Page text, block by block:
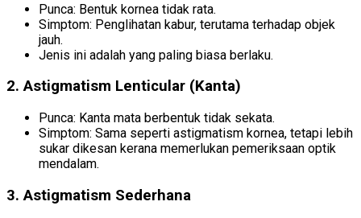
Punca: Bentuk kornea tidak rata.
Simptom: Penglihatan kabur, terutama terhadap objek
jauh.
Jenis ini adalah yang paling biasa berlaku.
2.Astigmatism Lenticular (Kanta)
Punca: Kanta mata berbentuk tidak sekata.
Simptom: Sama seperti astigmatism kornea, tetapi lebih
sukar dikesan kerana memerlukan pemeriksaan optik
mendalam.
3.Astigmatism Sederhana